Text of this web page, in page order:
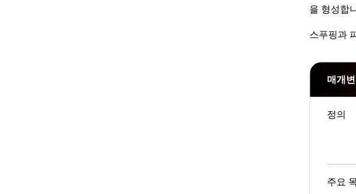
을 형성합
스푸핑과
매개
정의
주요